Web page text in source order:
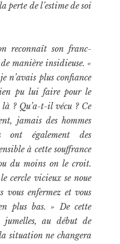
perte de l’estime de soi
reconnaît son franc-
manière insidieuse. «
n’avais plus confiance
pu lui faire pour le
? Qu’a-t-il vécu ? Ce
jamais des hommes
ont également des
à cette souffrance
du moins on le croit.
cercle vicieux se noue
vous enfermez et vous
plus bas. » De cette
au début de
situation ne changera